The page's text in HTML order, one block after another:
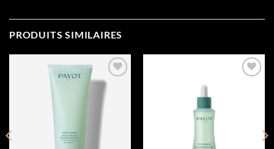
PRODUITS SIMILAIRES
Add to